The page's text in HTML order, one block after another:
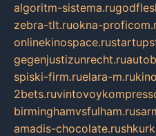
algoritm-sistema.ru
zebra-tlt.ruokna-
onlinekinospace.ru
gegenjustizunrecht.ru
spiski-firm.ruelara-m.ru
2bets.ru
birminghamvsfulham.ru
amadis-chocolate.ru